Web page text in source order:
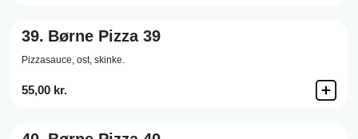
39. Børne Pizza 39
Pizzasauce, ost, skinke.
55,00 kr.